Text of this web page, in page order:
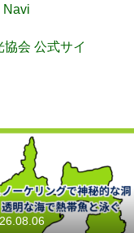
Navi
会 公式サイ